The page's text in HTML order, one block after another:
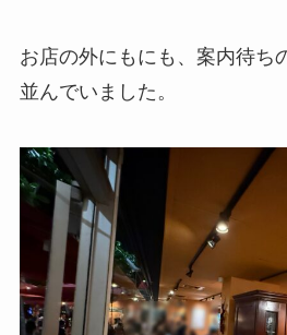
お店の外にもにも、案内待ち
並んでいました。